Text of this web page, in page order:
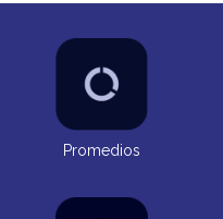
Promedios